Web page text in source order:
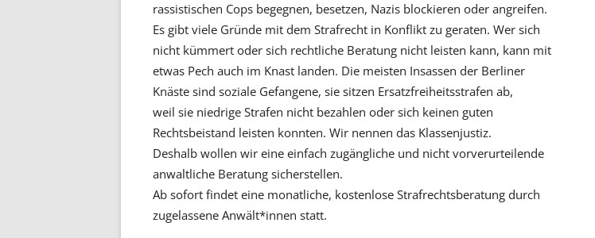
rassistischen Cops begegnen, besetzen, Nazis blockieren oder angreifen.
Es gibt viele Gründe mit dem Strafrecht in Konflikt zu geraten. Wer sich
nicht kümmert oder sich rechtliche Beratung nicht leisten kann, kann mit
etwas Pech auch im Knast landen. Die meisten Insassen der Berliner
Knäste sind soziale Gefangene, sie sitzen Ersatzfreiheitsstrafen ab,
weil sie niedrige Strafen nicht bezahlen oder sich keinen guten
Rechtsbeistand leisten konnten. Wir nennen das Klassenjustiz.
Deshalb wollen wir eine einfach zugängliche und nicht vorverurteilende
anwaltliche Beratung sicherstellen.
Ab sofort findet eine monatliche, kostenlose Strafrechtsberatung durch
zugelassene Anwält*innen statt.